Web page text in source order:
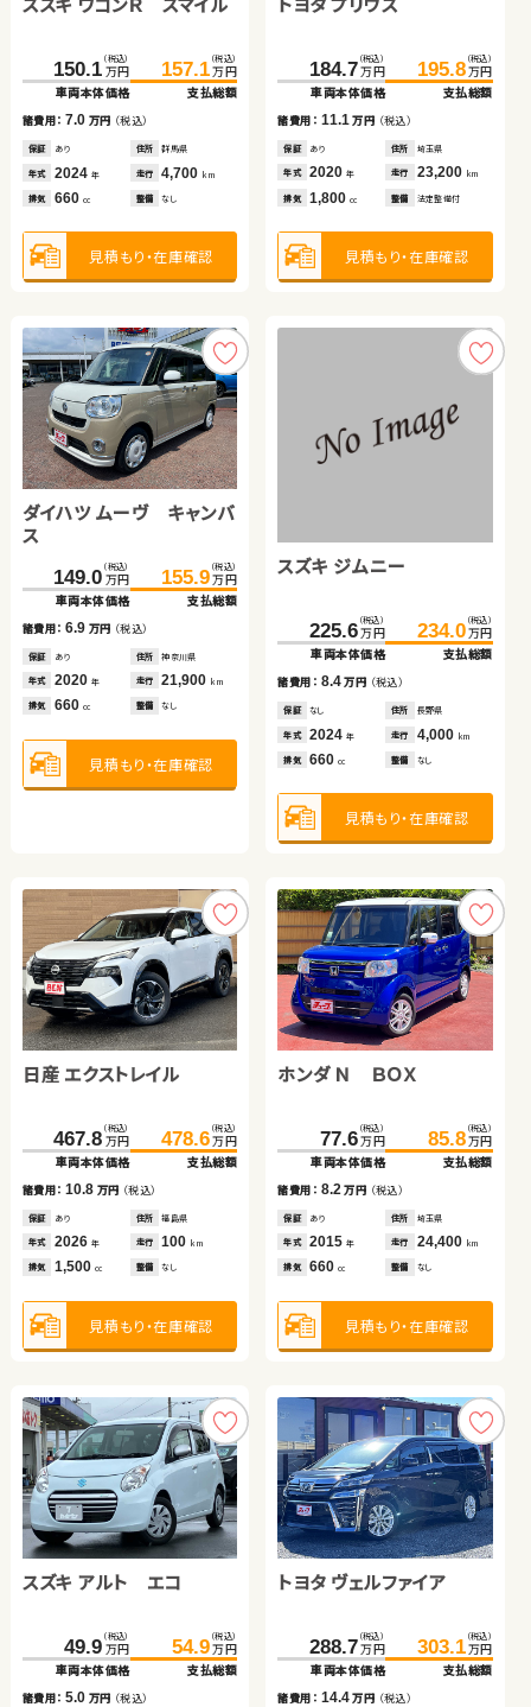
150.1 （税込）
万円
車両本体価格
157.1 （税込）
万円
支払総額
諸費用：7.0 万円 （税込）
保証 あり 住所 群馬県
年式 2024 年 走行 4,700 km
排気 660 cc 整備 なし
見積もり・在庫確認
184.7 （税込）
万円
車両本体価格
195.8 （税込）
万円
支払総額
諸費用： 11.1万円 （税込）
保証 あり 住所 埼玉県
年式 2020年 走行 23,200 km
排気 1,800cc 整備 法定整備付
見積もり・在庫確認
ダイハツ ムーヴ キャンバ
ス
149.0 （税込）
万円
車両本体価格
155.9 （税込）
万円
支払総額
諸費用：6.9 万円 （税込）
保証 あり 住所 神奈川県
年式 2020 年 走行 21,900 km
排気 660 cc 整備 なし
見積もり・在庫確認
スズキ ジムニー
225.6 （税込）
万円
車両本体価格
234.0 （税込）
万円
支払総額
諸費用： 8.4万円 （税込）
保証 なし 住所 長野県
年式 2024年 走行 4,000 km
排気 660cc 整備 なし
見積もり・在庫確認
日産 エクストレイル
467.8 （税込）
万円
車両本体価格
478.6 （税込）
万円
支払総額
諸費用：10.8 万円 （税込）
保証 あり 住所 福島県
年式 2026 年 走行 100 km
排気 1,500 cc 整備 なし
見積もり・在庫確認
ホンダ Ｎ ＢＯＸ
77.6 （税込）
万円
車両本体価格
85.8 （税込）
万円
支払総額
諸費用： 8.2万円 （税込）
保証 あり 住所 埼玉県
年式 2015年 走行 24,400 km
排気 660cc 整備 なし
見積もり・在庫確認
スズキ アルト エコ
49.9 （税込）
万円
車両本体価格
54.9 （税込）
万円
支払総額
諸費用：5.0 万円 （税込）
トヨタ ヴェルファイア
288.7 （税込）
万円
車両本体価格
303.1 （税込）
万円
支払総額
諸費用： 14.4万円 （税込）
96.0 （税込）
万円
車両本体価格
113.0 （税込）
万円
支払総額
諸費用：17.0万円（税込）
保証 あり 住所 埼玉県
年式 2013 年 走行 69,000km
排気 2,000 整備 法定整備付
見積もり・在庫確認
302.8 （税込）
万円
車両本体価格
319.5 （税込）
万円
支払総額
諸費用： 16.7万円 （税込）
保証 なし 住所 群馬県
年式 2023年 走行 12,500 km
排気 660cc 整備 なし
見積もり・在庫確認
トヨタ アクア
141.6 （税込）
万円
車両本体価格
153.6 （税込）
万円
支払総額
諸費用：12.0万円（税込）
保証 あり 住所 福島県
年式 2021 年 走行 34,400 km
排気 1,500 整備 なし
見積もり・在庫確認
185.8（税込）
万円
諸費用：13.9万円（税込）
あり
年式 2023年 走行
排気 1,000 整備 法定整備付
見積もり・在庫確認
ホンダ フリード
153.0（税込）
万円
167.4
諸費用：14.4万円（税込）
あり 埼玉県
年式 2017年 走行
排気 1,500 整備 法定整備付
見積もり・在庫確認
ホンダ フィット ハイブリ
ッド
158.0 （税込）
万円
諸費用：13.0万円（税込）
あり
年式 2020年 走行
排気 1,500 整備 法定整備付
見積もり・在庫確認
スズキ ワゴンＲ
81.6（税込）
万円
89.5
諸費用：7.9 万円（税込）
なし 埼玉県
年式 2021年 走行
トヨタ アクア
63.9（税込）
万円
79.9
諸費用：16.0万円（税込）
あり
年式 2014年 走行
トヨタ ルーミー
116.1万円
車両本体価格
諸費用：12.8万円 （税込）
保証 あり 住所 岩手県
排気 1,000cc 整備 法定整備付
155.0 （税込）
万円
車両本体価格
162.2 （税込）
万円
支払総額
諸費用： 7.2万円（税込）
保証 あり 住所 愛知県
年式 2022年 走行 26,400 km
排気 660cc 整備 法定整備付
見積もり・在庫確認
トヨタ アルファード ハイ
ブリッド
334.0万円
車両本体価格
支払総額
諸費用：14.8万円 （税込）
保証 あり 住所 秋田県
排気 2,500cc 整備 法定整備付
スバル フォレスター
72.0 （税込）
万円
車両本体価格
85.9 （税込）
万円
支払総額
諸費用： 13.9万円（税込）
保証 あり 住所 岩手県
年式 2012年 走行 79,700km
排気 2,000 整備 法定整備付
見積もり・在庫確認
トヨタ ヴェルファイア
289.8 （税込）
万円
車両本体価格
305.6 （税込）
万円
支払総額
諸費用：15.8 万円 （税込）
保証 あり 住所 三重県
年式 2017 年 走行 28,200
排気 2,500 cc 整備 法定整備付
見積もり・在庫確認
スズキ スイフト
106.1 （税込）
万円
車両本体価格
115.4 （税込）
万円
支払総額
諸費用： 9.3万円 （税込）
保証 なし 住所 福島県
年式 2017年 走行 35,200 km
排気 1,200 整備 なし
見積もり・在庫確認
ホンダ フィット ハイブリ
145.1 （税込）
万円
車両本体価格
159.9 （税込）
万円
支払総額
諸費用：14.8万円（税込）
トヨタ ノア ハイブリッド
403.8 （税込）
万円
車両本体価格
417.4 （税込）
万円
支払総額
諸費用： 13.6万円 （税込）